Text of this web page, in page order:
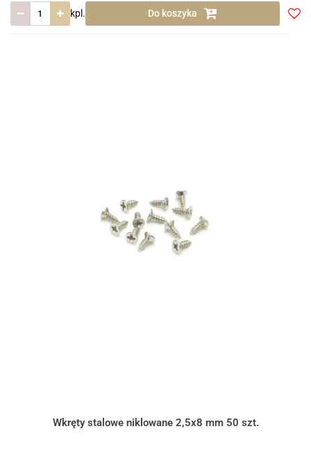
kpl. Do koszyka
Wkręty stalowe niklowane 2,5x8 mm 50 szt.